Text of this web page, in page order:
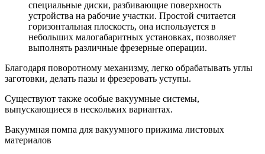
специальные диски, разбивающие поверхность
устройства на рабочие участки. Простой считается
горизонтальная плоскость, она используется в
небольших малогабаритных установках, позволяет
выполнять различные фрезерные операции.
Благодаря поворотному механизму, легко обрабатывать углы
заготовки, делать пазы и фрезеровать уступы.
Существуют также особые вакуумные системы,
выпускающиеся в нескольких вариантах.
Вакуумная помпа для вакуумного прижима листовых
материалов